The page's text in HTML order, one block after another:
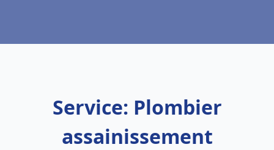
Service: Plombier
assainissement